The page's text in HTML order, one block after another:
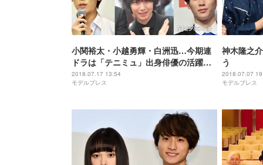
小関裕太・小越勇輝・白洲迅…今期連
ドラは「テニミュ」出身俳優の活躍が
アツい
2018.07.17 13:54
モデルプレス
神木隆之
う
2018.07.07
モデルプレス